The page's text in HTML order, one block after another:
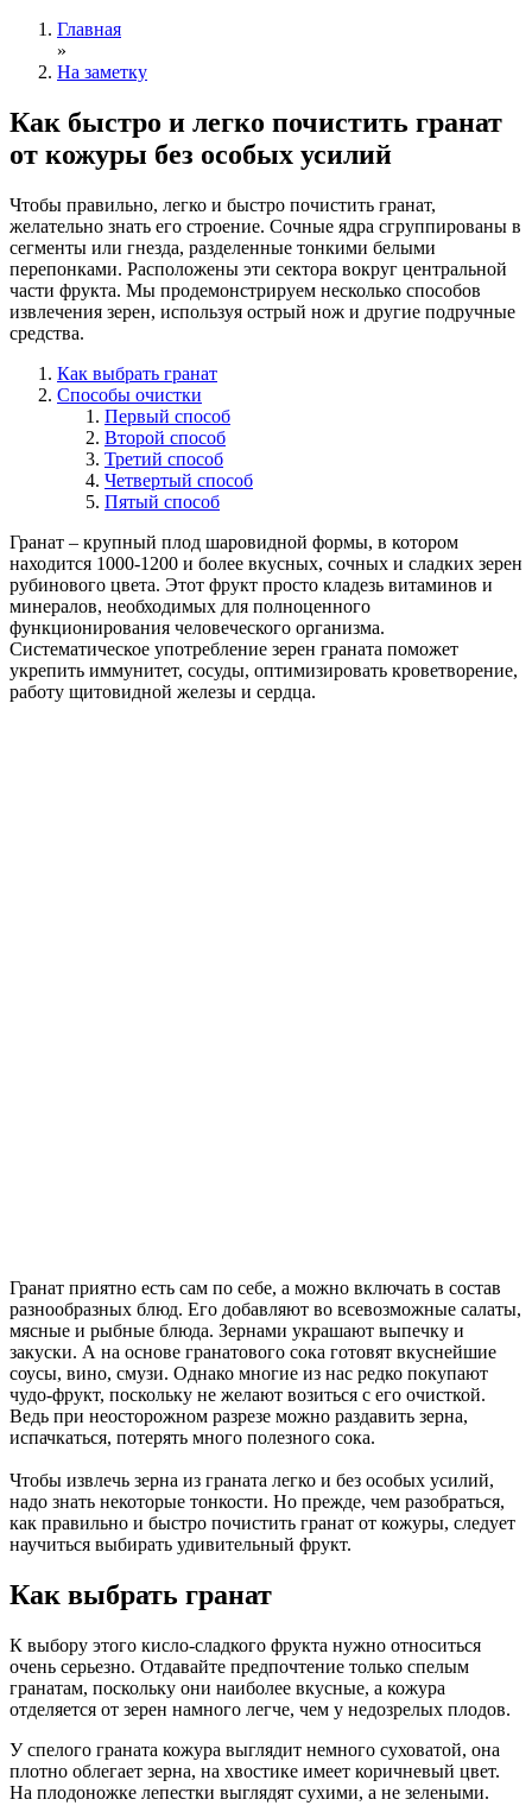
Главная
»
На заметку
Как быстро и легко почистить гранат
от кожуры без особых усилий
Чтобы правильно, легко и быстро почистить гранат,
желательно знать его строение. Сочные ядра сгруппированы в
сегменты или гнезда, разделенные тонкими белыми
перепонками. Расположены эти сектора вокруг центральной
части фрукта. Мы продемонстрируем несколько способов
извлечения зерен, используя острый нож и другие подручные
средства.
Как выбрать гранат
Способы очистки
Первый способ
Второй способ
Третий способ
Четвертый способ
Пятый способ
Гранат – крупный плод шаровидной формы, в котором
находится 1000-1200 и более вкусных, сочных и сладких зерен
рубинового цвета. Этот фрукт просто кладезь витаминов и
минералов, необходимых для полноценного
функционирования человеческого организма.
Систематическое употребление зерен граната поможет
укрепить иммунитет, сосуды, оптимизировать кроветворение,
работу щитовидной железы и сердца.
Гранат приятно есть сам по себе, а можно включать в состав
разнообразных блюд. Его добавляют во всевозможные салаты,
мясные и рыбные блюда. Зернами украшают выпечку и
закуски. А на основе гранатового сока готовят вкуснейшие
соусы, вино, смузи. Однако многие из нас редко покупают
чудо-фрукт, поскольку не желают возиться с его очисткой.
Ведь при неосторожном разрезе можно раздавить зерна,
испачкаться, потерять много полезного сока.
Чтобы извлечь зерна из граната легко и без особых усилий,
надо знать некоторые тонкости. Но прежде, чем разобраться,
как правильно и быстро почистить гранат от кожуры, следует
научиться выбирать удивительный фрукт.
Как выбрать гранат
К выбору этого кисло-сладкого фрукта нужно относиться
очень серьезно. Отдавайте предпочтение только спелым
гранатам, поскольку они наиболее вкусные, а кожура
отделяется от зерен намного легче, чем у недозрелых плодов.
У спелого граната кожура выглядит немного суховатой, она
плотно облегает зерна, на хвостике имеет коричневый цвет.
На плодоножке лепестки выглядят сухими, а не зелеными.